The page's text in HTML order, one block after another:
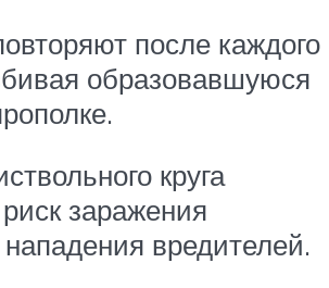
после каждого
образовавшуюся
круга
заражения
вредителей.